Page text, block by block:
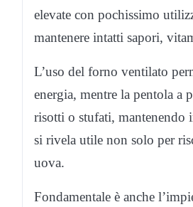
elevate con pochissimo
mantenere intatti sapori,
L’uso del forno ventilato
energia, mentre la pentola a
risotti o stufati, mantenendo
si rivela utile non solo per
uova.
Fondamentale è anche